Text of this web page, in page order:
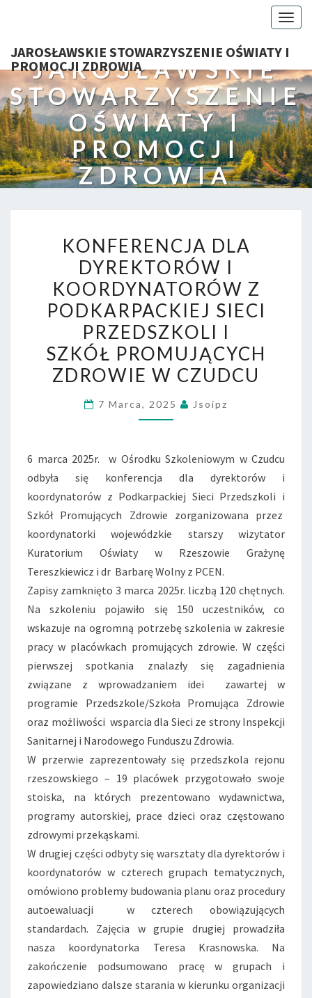
JAROSŁAWSKIE STOWARZYSZENIE OŚWIATY I
PROMOCJI ZDROWIA
JAROSŁAWSKIE
STOWARZYSZENIE
OŚWIATY I
PROMOCJI
ZDROWIA
DLA
DYREKTORÓW I
KOORDYNATORÓW Z
PODKARPACKIEJ
SIECI
PRZEDSZKOLI
I
SZKÓŁ PROMUJĄCYCH
ZDROWIE
W
KONFERENCJA DLA
DYREKTORÓW I
KOORDYNATORÓW Z
PODKARPACKIEJ SIECI
PRZEDSZKOLI I
SZKÓŁ PROMUJĄCYCH
ZDROWIE W CZUDCU
7 Marca, 2025 Jsoipz
6 marca 2025r. w Ośrodku Szkoleniowym w Czudcu
odbyła się konferencja dla dyrektorów i
koordynatorów z Podkarpackiej Sieci Przedszkoli i
Szkół Promujących Zdrowie zorganizowana przez
koordynatorki wojewódzkie starszy wizytator
Kuratorium Oświaty w Rzeszowie Grażynę
Tereszkiewicz i dr Barbarę Wolny z PCEN.
Zapisy zamknięto 3 marca 2025r. liczbą 120 chętnych.
Na szkoleniu pojawiło się 150 uczestników, co
wskazuje na ogromną potrzebę szkolenia w zakresie
pracy w placówkach promujących zdrowie. W części
pierwszej spotkania znalazły się zagadnienia
związane z wprowadzaniem idei zawartej w
programie Przedszkole/Szkoła Promująca Zdrowie
oraz możliwości wsparcia dla Sieci ze strony Inspekcji
Sanitarnej i Narodowego Funduszu Zdrowia.
W przerwie zaprezentowały się przedszkola rejonu
rzeszowskiego – 19 placówek przygotowało swoje
stoiska, na których prezentowano wydawnictwa,
programy autorskiej, prace dzieci oraz częstowano
zdrowymi przekąskami.
W drugiej części odbyty się warsztaty dla dyrektorów i
koordynatorów w czterech grupach tematycznych,
omówiono problemy budowania planu oraz procedury
autoewaluacji w czterech obowiązujących
standardach. Zajęcia w grupie drugiej prowadziła
nasza koordynatorka Teresa Krasnowska. Na
zakończenie podsumowano pracę w grupach i
zapowiedziano dalsze starania w kierunku organizacji